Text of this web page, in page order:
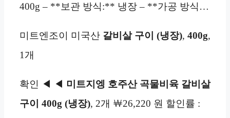
400g – **보관 방식:** 냉장 – **가공 방식…
미트엔조이 미국산 갈비살 구이 (냉장), 400g,
1개
확인 ◀ ◀ 미트지엥 호주산 곡물비육 갈비살
구이 400g (냉장), 2개 ￦26,220 원 할인률 :